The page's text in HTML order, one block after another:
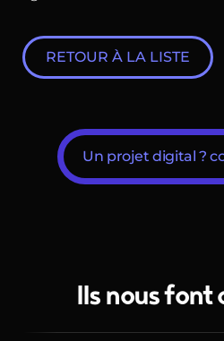
RETOUR À LA LISTE
Un projet digital ?
Ils nous font